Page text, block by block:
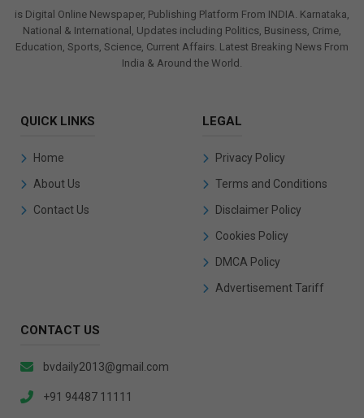
is Digital Online Newspaper, Publishing Platform From INDIA. Karnataka,
National & International, Updates including Politics, Business, Crime,
Education, Sports, Science, Current Affairs. Latest Breaking News From
India & Around the World.
QUICK LINKS
Home
About Us
Contact Us
LEGAL
Privacy Policy
Terms and Conditions
Disclaimer Policy
Cookies Policy
DMCA Policy
Advertisement Tariff
CONTACT US
bvdaily2013@gmail.com
+91 94487 11111